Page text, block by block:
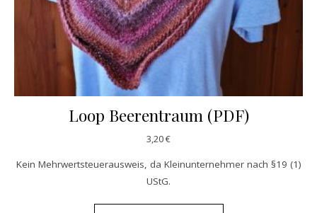
Loop Beerentraum (PDF)
3,20€
Kein Mehrwertsteuerausweis, da Kleinunternehmer nach §19 (1)
UStG.